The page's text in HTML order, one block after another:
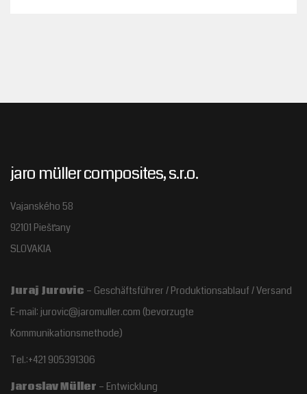
jaro müller composites, s.r.o.
Vajanského 58
92101 Piešťany
SLOVAKIA
Juraj Jurovic – Geschäftsführer / Produktionsablauf / Versand
E-mail: jurovic@jaromuller.com (bevorzugte
Kommunikationsmethode)
Tel.:+421 905391306
Jaroslav Müller – Entwicklung